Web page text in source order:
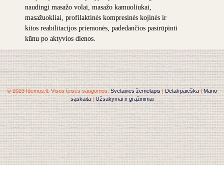
naudingi masažo volai, masažo kamuoliukai,
masažuokliai, profilaktinės kompresinės kojinės ir
kitos reabilitacijos priemonės, padedančios pasirūpinti
kūnu po aktyvios dienos.
© 2023 Idemus.lt. Visos teisės saugomos.Svetainės žemėlapis|Detali paieška|Mano
sąskaita|Užsakymai ir grąžinimai